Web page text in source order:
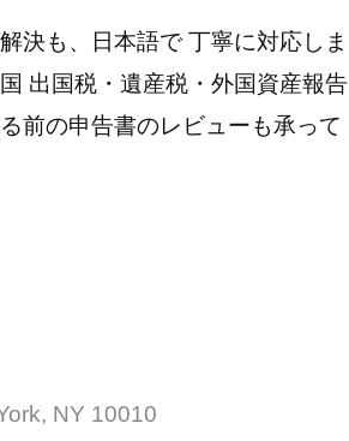
決も、日本語で 丁寧に対応しま
出国税・遺産税・外国資産報告
前の申告書のレビューも承って
NY 10010